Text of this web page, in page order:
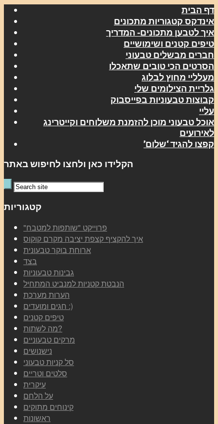
דף הבית
אינדקס קטגוריות מתכונים
איך לטבען מתכונים- המדריך
טיפים קטנים ושימושיים
חברים מבשלים טבעוני
הסרטים הכי טובים שתאכלו
מעלליי מחוץ לבלוג
גלריית הצילומים שלי
קבוצות טבעוניות בפייסבוק
עליי
אוכל טבעוני מוכן להזמנת משלוחים וקייטרינג
לאירועים
קפצו להגיד ‘שלום’
הקלידו כאן ולחצו לחיפוש באתר
קטגוריות
"פרוייקט "שותפות למטבח
איך להקציף קצפת יציבה מקרם קוקוס
ארוחת בוקר טבעונית
בצד
גבינות טבעוניות
הנבטת קטניות למנביט המתחיל
הערות מערכת
חגים ומועדים :)
טיפים קטנים
מה לשתות?
מרקים טבעוניים
נישנושים
סל קניות טבעוני
סלטים וטריים
עיקרית
על הלחם
קינוחים מתוקים
ראשונות